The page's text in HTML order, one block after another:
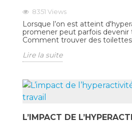
8351 Views
Lorsque l’on est atteint
promener peut parfois devenir
Comment trouver des
Lire la suite
L’IMPACT DE